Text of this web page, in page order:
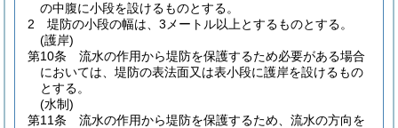
の中腹に小段を設けるものとする。
2
堤防の小段の幅は、3メートル以上とするものとする。
(護岸)
第10条
流水の作用から堤防を保護するため必要がある場合
においては、堤防の表法面又は表小段に護岸を設けるもの
とする。
(水制)
第11条
流水の作用から堤防を保護するため、流水の方向を